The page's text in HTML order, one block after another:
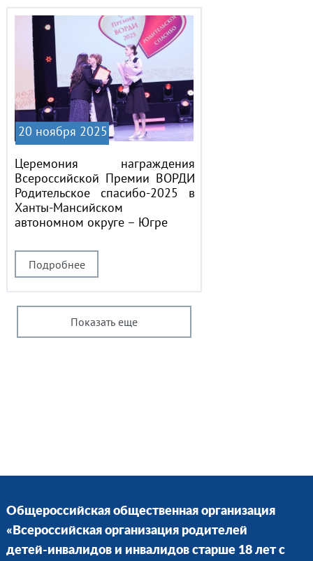
Подробнее
Церемония награждения
Всероссийской Премии ВОРДИ
Родительское спасибо-2025 в
Ханты-Мансийском
автономном округе – Югре
20 ноября 2025
Показать еще
Общероссийская общественная организация
«Всероссийская организация родителей
детей-инвалидов и инвалидов старше 18 лет с